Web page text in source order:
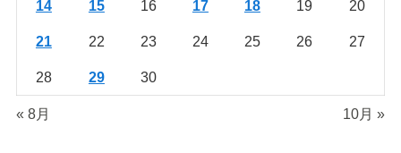
14 15 16 17 18 19 20
21 22 23 24 25 26 27
28 29 30
« 8月 10月 »